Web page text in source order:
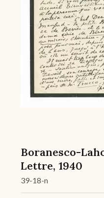
Boranesco-
Lettre, 1940
39-18-n